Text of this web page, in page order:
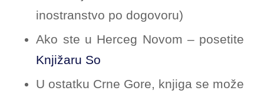
inostranstvo po dogovoru)
Ako ste u Herceg Novom – posetite
Knjižaru So
U ostatku Crne Gore, knjiga se može